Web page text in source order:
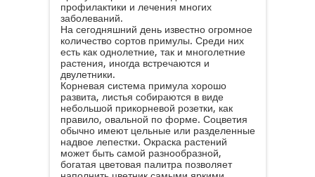
профилактики и лечения многих
заболеваний.
На сегодняшний день известно огромное
количество сортов примулы. Среди них
есть как однолетние, так и многолетние
растения, иногда встречаются и
двулетники.
Корневая система примула хорошо
развита, листья собираются в виде
небольшой прикорневой розетки, как
правило, овальной по форме. Соцветия
обычно имеют цельные или разделенные
надвое лепестки. Окраска растений
может быть самой разнообразной,
богатая цветовая палитра позволяет